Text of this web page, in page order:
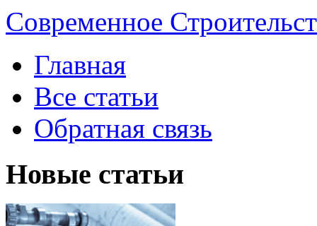
Современное
Главная
Все статьи
Обратная связь
Новые статьи